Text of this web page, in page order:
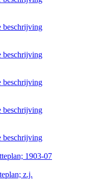
beschrijving
beschrijving
beschrijving
beschrijving
beschrijving
1903-07
z.j.